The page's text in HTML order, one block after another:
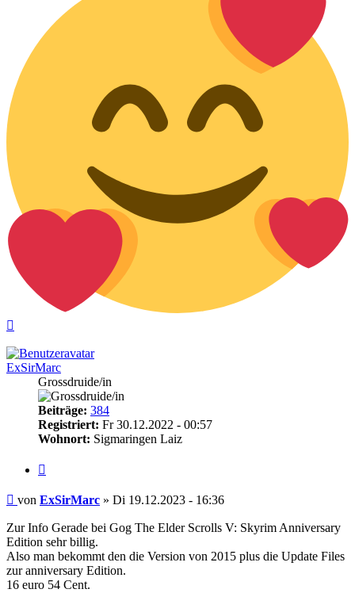
ExSirMarc
Grossdruide/in
Beiträge: 384
Registriert: Fr 30.12.2022 - 00:57
Wohnort: Sigmaringen Laiz
Beitrag
von ExSirMarc » Di 19.12.2023 - 16:36
Zur Info Gerade bei Gog The Elder Scrolls V: Skyrim Anniversary
Edition sehr billig.
Also man bekommt den die Version von 2015 plus die Update Files
zur anniversary Edition.
16 euro 54 Cent.